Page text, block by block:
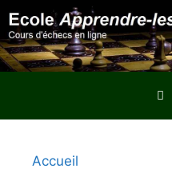
Aller
au
contenu
Accueil